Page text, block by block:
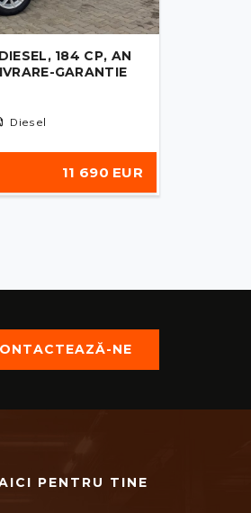
184 CP, AN
GARANTIE
Diesel
11 690 EUR
NE
PENTRU TINE